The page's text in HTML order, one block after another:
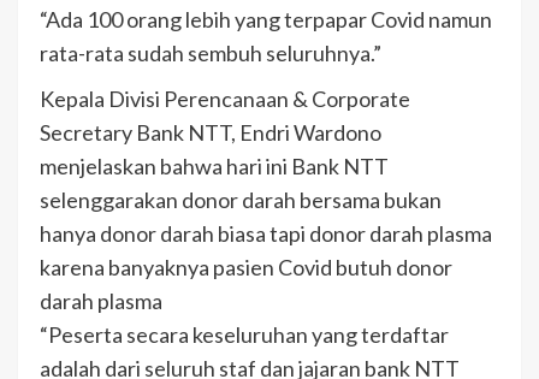
“Ada 100 orang lebih yang terpapar Covid namun
rata-rata sudah sembuh seluruhnya.”
Kepala Divisi Perencanaan & Corporate
Secretary Bank NTT, Endri Wardono
menjelaskan bahwa hari ini Bank NTT
selenggarakan donor darah bersama bukan
hanya donor darah biasa tapi donor darah plasma
karena banyaknya pasien Covid butuh donor
darah plasma
“Peserta secara keseluruhan yang terdaftar
adalah dari seluruh staf dan jajaran bank NTT